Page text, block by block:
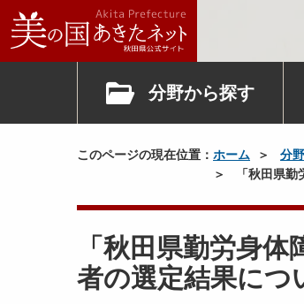
分野から探す
このページの現在位置： ホーム 分
「秋田県
「秋田県勤労身
者の選定結果につ